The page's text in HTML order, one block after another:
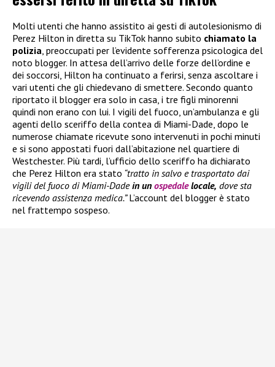
Molti utenti che hanno assistito ai gesti di autolesionismo di
Perez Hilton in diretta su TikTok hanno subito chiamato la
polizia , preoccupati per l’evidente sofferenza psicologica del
noto blogger. In attesa dell’arrivo delle forze dell’ordine e
dei soccorsi, Hilton ha continuato a ferirsi, senza ascoltare i
vari utenti che gli chiedevano di smettere. Secondo quanto
riportato il blogger era solo in casa, i tre figli minorenni
quindi non erano con lui. I vigili del fuoco, un’ambulanza e gli
agenti dello sceriffo della contea di Miami-Dade, dopo le
numerose chiamate ricevute sono intervenuti in pochi minuti
e si sono appostati fuori dall’abitazione nel quartiere di
Westchester. Più tardi, l’ufficio dello sceriffo ha dichiarato
che Perez Hilton era stato “tratto in salvo e trasportato dai
vigili del fuoco di Miami-Dadein un ospedalelocale, dove sta
ricevendo assistenza medica.”L’account del blogger è stato
nel frattempo sospeso.